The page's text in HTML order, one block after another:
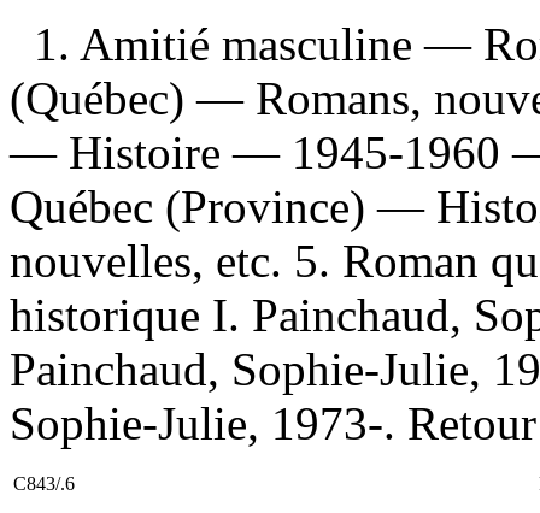
1. Amitié masculine —
(Québec) — Romans,
— Histoire — 1945-1960 —
Québec (Province) —
nouvelles, etc. 5. Roman
historique I. Painchaud,
Painchaud, Sophie-Julie,
Sophie-Julie, 1973-.
C843/.6